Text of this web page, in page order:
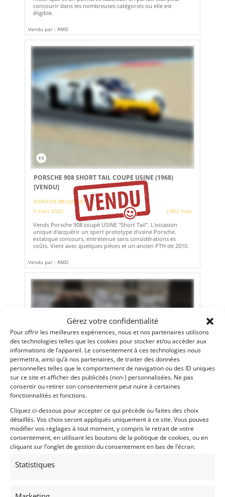
Gérez votre confidentialité
Pour offrir les meilleures expériences, nous et nos partenaires utilisons
des technologies telles que les cookies pour stocker et/ou accéder aux
informations de l’appareil. Le consentement à ces technologies nous
permettra, ainsi qu’à nos partenaires, de traiter des données
personnelles telles que le comportement de navigation ou des ID uniques
sur ce site et afficher des publicités (non-) personnalisées. Ne pas
consentir ou retirer son consentement peut nuire à certaines
fonctionnalités et fonctions.
Cliquez ci-dessous pour accepter ce qui précède ou faites des choix
détaillés. Vos choix seront appliqués uniquement à ce site. Vous pouvez
modifier vos réglages à tout moment, y compris le retrait de votre
consentement, en utilisant les boutons de la politique de cookies, ou en
cliquant sur l’onglet de gestion du consentement en bas de l’écran.
Statistiques
concourir dans les nombreuses catégories ou elle est
éligible.
Vendu par : RMD
11
PORSCHE 908 SHORT TAIL COUPE USINE (1968)
[VENDU]
SCHOTEN (BELGIQUE)
3 mars 2022
2 862 vues
Vends Porsche 908 coupé USINE "Short Tail". L'occasion
unique d'acquérir un sport prototype d'usine Porsche.
extatique concours, entretenue sans considérations es
coûts. Vient avec quelques pièces et un ancien PTH de 2010.
Vendu par : RMD
10
PORSCHE 911 CARRERA 2.8 RSR (1973)[VENDU]
27 décembre 2021
3 010 vues
Vends l'une des 55 Porsche 911 Carrera 2.8 RSR 1973, châssis
Expertisée. Prête à courrir. PTH. Eligibilité monstrueuse !
Vendu par : RMD